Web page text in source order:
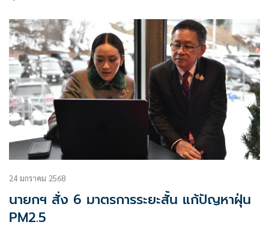
24 มกราคม 2568
นายกฯ สั่ง 6 มาตรการระยะสั้น แก้ปัญหาฝุ่น
PM2.5